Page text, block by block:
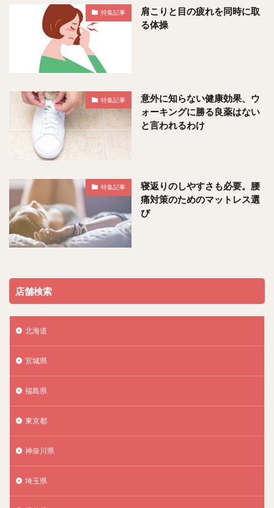
特集記事
肩こりと目の疲れを同時に取
る体操
特集記事
意外に知らない健康効果、ウ
ォーキングに勝る良薬はない
と言われるわけ
特集記事
寝返りのしやすさも必要。腰
痛対策のためのマットレス選
び
店舗検索
北海道
宮城県
福島県
東京都
神奈川県
埼玉県